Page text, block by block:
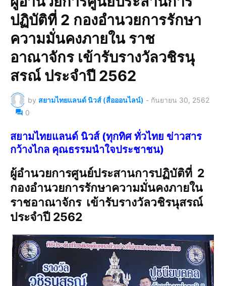
ปฏิบัติที่ 2 กองอำนวยการรักษา
ความมั่นคงภายใน ราช
อาณาจักร เข้ารับรางวัลวชิรนุ
สรณ์ ประจำปี 2562
by สยามไทยแลนด์ นิวส์ (สื่อออนไลน์) - กันยายน 30, 2562
0
สยามไทยแลนด์ นิวส์ (ทุกทิศ ทั่วไทย ข่าวสาร
กว้างไกล คุณธรรมนำใจประชาชน)
ผู้อำนวยการศูนย์ประสานการปฏิบัติที่ 2
กองอำนวยการรักษาความมั่นคงภายใน
ราชอาณาจักร เข้ารับรางวัลวชิรนุสรณ์
ประจำปี 2562